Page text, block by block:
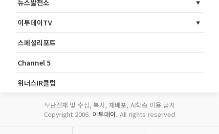
뉴스발전소
이투데이TV
스페셜리포트
Channel 5
위너스IR클럽
무단전재 및 수집, 복사, 재배포, AI학습 이용 금지
Copyright 2006. 이투데이. All rights reserved